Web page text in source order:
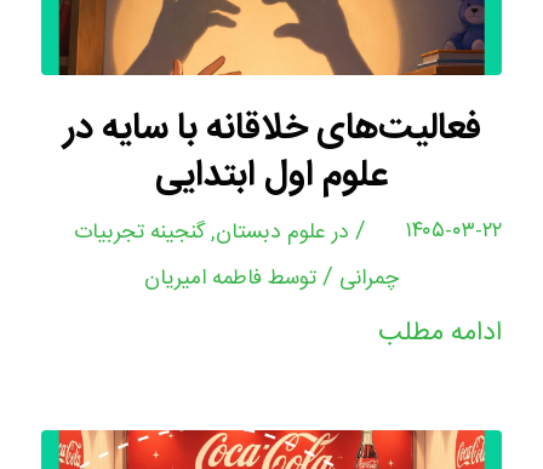
فعالیت‌های خلاقانه با سایه در
علوم اول ابتدایی
۱۴۰۵-۰۳-۲۲ / درعلوم دبستان,گنجینه تجربیات
چمرانی /توسطفاطمه امیریان
ادامه مطلب